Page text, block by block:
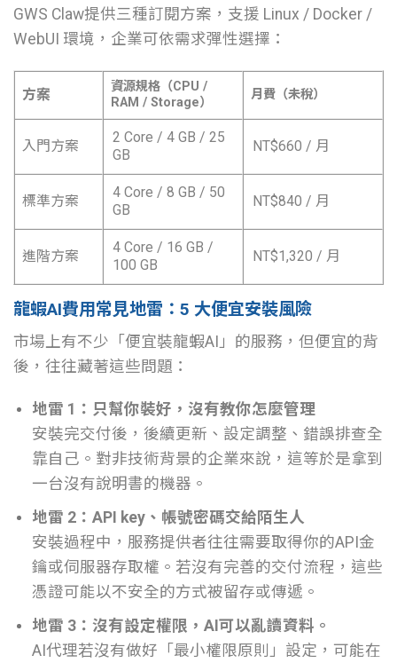
GWS Claw提供三種訂閱方案，支援 Linux / Docker /
WebUI 環境，企業可依需求彈性選擇：
方案
資源規格（CPU /
RAM / Storage）
月費（未稅）
入門方案
2 Core / 4 GB / 25
GB
NT$660 / 月
標準方案
4 Core / 8 GB / 50
GB
NT$840 / 月
進階方案
4 Core / 16 GB /
100 GB
NT$1,320 / 月
龍蝦AI費用常見地雷：5 大便宜安裝風險
市場上有不少「便宜裝龍蝦AI」的服務，但便宜的背
後，往往藏著這些問題：
地雷 1：只幫你裝好，沒有教你怎麼管理
安裝完交付後，後續更新、設定調整、錯誤排查全
靠自己。對非技術背景的企業來說，這等於是拿到
一台沒有說明書的機器。
地雷 2：API key、帳號密碼交給陌生人
安裝過程中，服務提供者往往需要取得你的API金
鑰或伺服器存取權。若沒有完善的交付流程，這些
憑證可能以不安全的方式被留存或傳遞。
地雷 3：沒有設定權限，AI可以亂讀資料。
AI代理若沒有做好「最小權限原則」設定，可能在